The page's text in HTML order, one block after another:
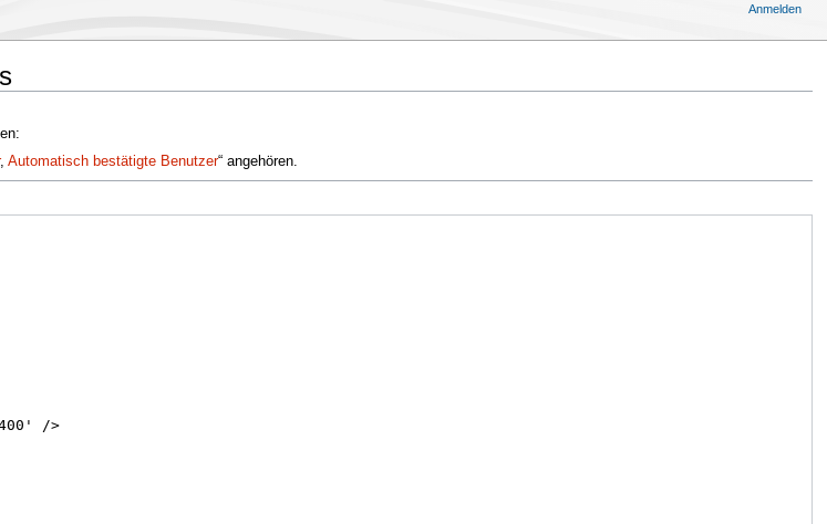
, Automatisch bestätigte Benutzer“ angehören.
Anmelden